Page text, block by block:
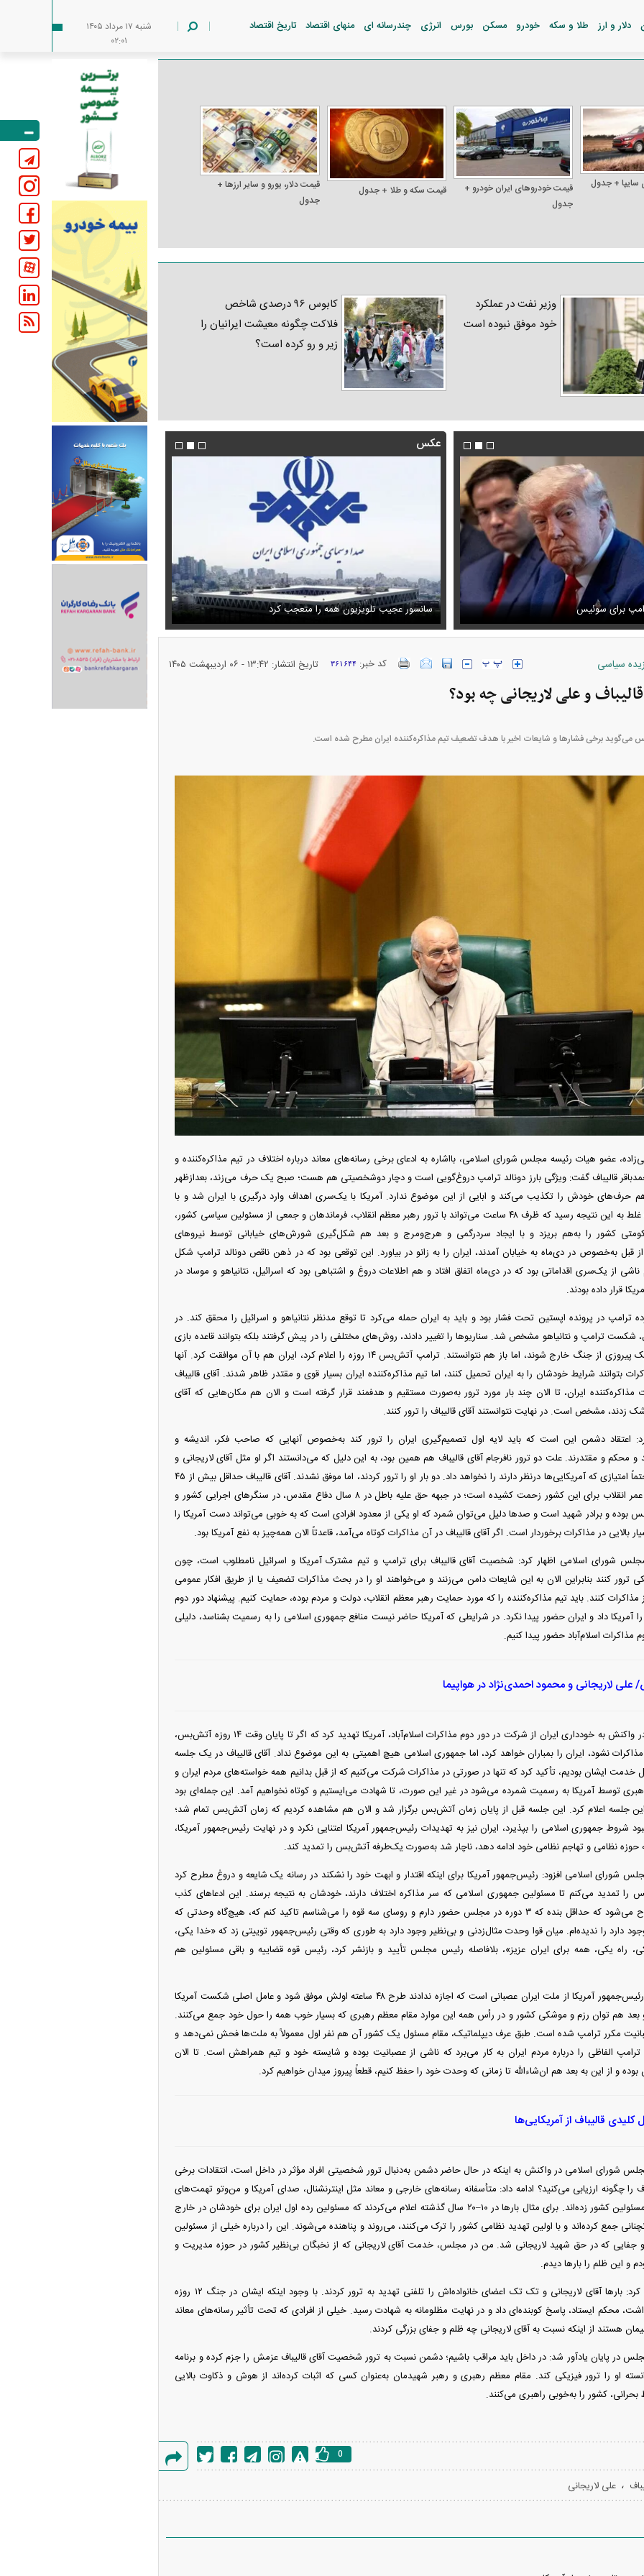
دلار و ارز طلا و سکه خودرو مسکن بورس انرژی چندرسانه ای منهای اقتصاد تاریخ اقتصاد
شنبه ۱۷ مرداد ۱۴۰۵
۰۲:۰۱
+ جدول
قیمت خودرو‌های ایران خودرو +
جدول
قیمت سکه و طلا + جدول
قیمت دلار، یورو و سایر ارز‌ها +
جدول
وزیر نفت در عملکرد
خود موفق نبوده است
کابوس ۹۶ درصدی شاخص
فلاکت چگونه معیشت ایرانیان را
زیر و رو کرده است؟
برای سوئیس
فیلم/ توصیه رهبر شهید درباره احتمال اسارت مجتبی و مصطفی
خامنه ای
فیلم/پزشکیان:از قالیباف خواهش کردیم که رئیس
شود
عکس
نوه ناصرالدین شاه در لباس دامادی سانسور عجیب تلویزیون همه را متعجب کرد استایل جدید صابر ابر در فضای مجازی
سیاسی کد خبر:۳۶۱۶۴۴ تاریخ انتشار: ۱۳:۴۲ - ۰۶ ارديبهشت ۱۴۰۵
و علی لاریجانی چه بود؟
برخی فشار‌ها و شایعات اخیر با هدف تضعیف تیم مذاکره‌کننده ایران مطرح شده است.
عضو هیات رئیسه مجلس شورای اسلامی، بااشاره به ادعای برخی رسانه‌های معاند درباره اختلاف در تیم مذاکره‌کننده و
قالیباف گفت: ویژگی بارز دونالد ترامپ دروغ‌گویی است و دچار دوشخصیتی هم هست؛ صبح یک حرف می‌زند، بعدازظهر
خودش را تکذیب می‌کند و ابایی از این موضوع ندارد. آمریکا با یک‌سری اهداف وارد درگیری با ایران شد و با
اطلاعات و محاسبات غلط به این نتیجه رسید که ظرف ۴۸ ساعت می‌تواند با ترور رهبر معظم انقلاب، فرماندهان و جمعی از مسئولین سیاسی کشور،
کشور را به‌هم بریزد و با ایجاد سردرگمی و هرج‌ومرج و بعد هم شکل‌گیری شورش‌های خیابانی توسط نیرو‌های
قبل به‌خصوص در دی‌ماه به خیابان آمدند، ایران را به زانو در بیاورد. این توقعی بود که در ذهن ناقص دونالد ترامپ شکل
از یک‌سری اقداماتی بود که در دی‌ماه اتفاق افتاد و هم اطلاعات دروغ و اشتباهی بود که اسرائیل، نتانیاهو و موساد در
قرار داده بودند.
ترامپ در پرونده اپستین تحت فشار بود و باید به ایران حمله می‌کرد تا توقع مدنظر نتانیاهو و اسرائیل را محقق کند. در
اول، شکست ترامپ و نتانیاهو مشخص شد. سناریو‌ها را تغییر دادند، روش‌های مختلفی را در پیش گرفتند بلکه بتوانند قاعده بازی
را عوض کنند تا با یک پیروزی از جنگ خارج شوند، اما باز هم نتوانستند. ترامپ آتش‌بس ۱۴ روزه را اعلام کرد، ایران هم با آن موافقت کرد. آنها
بتوانند شرایط خودشان را به ایران تحمیل کنند، اما تیم مذاکره‌کننده ایران بسیار قوی و مقتدر ظاهر شدند. آقای قالیباف
ایران، تا الان چند بار مورد ترور به‌صورت مستقیم و هدفمند قرار گرفته است و الان هم مکان‌هایی که آقای
زدند، مشخص است. در نهایت نتوانستند آقای قالیباف را ترور کنند.
اعتقاد دشمن این است که باید لایه اول تصمیم‌گیری ایران را ترور کند به‌خصوص آنهایی که صاحب فکر، اندیشه و
محکم و مقتدرند. علت دو ترور نافرجام آقای قالیباف هم همین بود، به این دلیل که می‌دانستند اگر او مثل آقای لاریجانی و
دیگران ترور نشود حتماً امتیازی که آمریکایی‌ها درنظر دارند را نخواهد داد. دو بار او را ترور کردند، اما موفق نشدند. آقای قالیباف حداقل بیش از ۴۵
سال یعنی به اندازه عمر انقلاب برای این کشور زحمت کشیده است؛ در جبهه حق علیه باطل در ۸ سال دفاع مقدس، در سنگر‌های اجرایی کشور و
و برادر شهید است و صد‌ها دلیل می‌توان شمرد که او یکی از معدود افرادی است که به خوبی می‌تواند دست آمریکا را
بالایی در مذاکرات برخوردار است. اگر آقای قالیباف در آن مذاکرات کوتاه می‌آمد، قاعدتاً الان همه‌چیز به نفع آمریکا بود.
شورای اسلامی اظهار کرد: شخصیت آقای قالیباف برای ترامپ و تیم مشترک آمریکا و اسرائیل نامطلوب است، چون
ترور کنند بنابراین الان به این شایعات دامن می‌زنند و می‌خواهند او را در بحث مذاکرات تضعیف یا از طریق افکار عمومی
مذاکرات کنند. باید تیم مذاکره‌کننده را که مورد حمایت رهبر معظم انقلاب، دولت و مردم بوده، حمایت کنیم. پیشنهاد دور دوم
را آمریکا داد و ایران حضور پیدا نکرد. در شرایطی که آمریکا حاضر نیست منافع جمهوری اسلامی را به رسمیت بشناسد، دلیلی
اسلام‌آباد حضور پیدا کنیم.
لاریجانی و محمود احمدی‌نژاد در هواپیما
پاپی‌زاده ادامه داد: در واکنش به خودداری ایران از شرکت در دور دوم مذاکرات اسلام‌آباد، آمریکا تهدید کرد که اگر تا پایان وقت ۱۴ روزه آتش‌بس،
نشود، ایران را بمباران خواهد کرد، اما جمهوری اسلامی هیچ اهمیتی به این موضوع نداد. آقای قالیباف در یک جلسه
خدمت ایشان بودیم، تأکید کرد که تنها در صورتی در مذاکرات شرکت می‌کنیم که از قبل بدانیم همه خواسته‌های مردم ایران و
توسط آمریکا به رسمیت شمرده می‌شود در غیر این صورت، تا شهادت می‌ایستیم و کوتاه نخواهیم آمد. این جمله‌ای بود
این جلسه اعلام کرد. این جلسه قبل از پایان زمان آتش‌بس برگزار شد و الان هم مشاهده کردیم که زمان آتش‌بس تمام شد؛
شروط جمهوری اسلامی را بپذیرد، ایران نیز به تهدیدات رئیس‌جمهور آمریکا اعتنایی نکرد و در نهایت رئیس‌جمهور آمریکا،
نظامی و تهاجم نظامی خود ادامه دهد، ناچار شد به‌صورت یک‌طرفه آتش‌بس را تمدید کند.
شورای اسلامی افزود: رئیس‌جمهور آمریکا برای اینکه اقتدار و ابهت خود را نشکند در رسانه یک شایعه و دروغ مطرح کرد
تمدید می‌کنم تا مسئولین جمهوری اسلامی که سر مذاکره اختلاف دارند، خودشان به نتیجه برسند. این ادعا‌های کذب
ترامپ درحالی مطرح می‌شود که حداقل بنده که ۳ دوره در مجلس حضور دارم و روسای سه قوه را می‌شناسم تاکید کنم که، هیچ‌گاه وحدتی که
دارد را ندیده‌ام. میان قوا وحدت مثال‌زدنی و بی‌نظیر وجود دارد به طوری که وقتی رئیس‌جمهور توییتی زد که «خدا یکی،
راه یکی، همه برای ایران عزیز»، بلافاصله رئیس مجلس تأیید و بازنشر کرد، رئیس قوه قضاییه و باقی مسئولین هم
پاپی‌زاده اظهار کرد: رئیس‌جمهور آمریکا از ملت ایران عصبانی است که اجازه ندادند طرح ۴۸ ساعته اولش موفق شود و عامل اصلی شکست آمریکا
بعد هم توان رزم و موشکی کشور و در رأس همه این موارد مقام معظم رهبری که بسیار خوب همه را حول خود جمع می‌کنند.
مکرر ترامپ شده است. طبق عرف دیپلماتیک، مقام مسئول یک کشور آن هم نفر اول معمولاً به ملت‌ها فحش نمی‌دهد و
ترامپ الفاظی را درباره مردم ایران به کار می‌برد که ناشی از عصبانیت بوده و شایسته خود و تیم همراهش است. تا الان
بوده و از این به بعد هم ان‌شاءالله تا زمانی که وحدت خود را حفظ کنیم، قطعاً پیروز میدان خواهیم کرد.
کلیدی قالیباف از آمریکایی‌ها
شورای اسلامی در واکنش به اینکه در حال حاضر دشمن به‌دنبال ترور شخصیتی افراد مؤثر در داخل است، انتقادات برخی
را چگونه ارزیابی می‌کنید؟ ادامه داد: متأسفانه رسانه‌های خارجی و معاند مثل اینترنشنال، صدای آمریکا و من‌وتو تهمت‌های
ناروایی به برخی از مسئولین کشور زده‌اند. برای مثال بار‌ها در ۱۰–۲۰ سال گذشته اعلام می‌کردند که مسئولین رده اول ایران برای خودشان در خارج
جمع کرده‌اند و با اولین تهدید نظامی کشور را ترک می‌کنند، می‌روند و پناهنده می‌شوند. این را درباره خیلی از مسئولین
و جفایی که در حق شهید لاریجانی شد. من در مجلس، خدمت آقای لاریجانی که از نخبگان بی‌نظیر کشور در حوزه مدیریت و
و این ظلم را بار‌ها دیدم.
پاپی‌زاده خاطرنشان کرد: بار‌ها آقای لاریجانی و تک تک اعضای خانواده‌اش را تلفنی تهدید به ترور کردند. با وجود اینکه ایشان در جنگ ۱۲ روزه
محکم ایستاد، پاسخ کوبنده‌ای داد و در نهایت مظلومانه به شهادت رسید. خیلی از افرادی که تحت تأثیر رسانه‌های معاند
هستند از اینکه نسبت به آقای لاریجانی چه ظلم و جفای بزرگی کردند.
در پایان یادآور شد: در داخل باید مراقب باشیم؛ دشمن نسبت به ترور شخصیت آقای قالیباف عزمش را جزم کرده و برنامه
او را ترور فیزیکی کند. مقام معظم رهبری و رهبر شهیدمان به‌عنوان کسی که اثبات کرده‌اند از هوش و ذکاوت بالایی
بحرانی، کشور را به‌خوبی راهبری می‌کنند.
گزارش
0
، علی لاریجانی
۱۴۰۵
شد/ اولین
+ جدول
هجوم خودروسازان چینی به اروپا؛ آیا
کارخانه‌های بحران‌زده نجات پیدا می‌کنند؟
واردات خودرو از منطقه آزاد تهران؛ مناظره
داغی که بازار خودرو را تحت تأثیر قرار داد
قدرت تهدید
است؟
رونمایی از پوکو M ۸ پاور با باتری ۸۰۰۰
میلی‌آمپرساعتی
چین از بمب افکن H-۶N با موشک هسته‌ای
رونمایی کرد